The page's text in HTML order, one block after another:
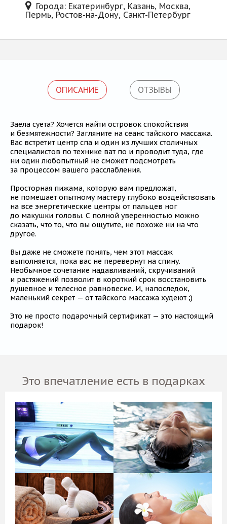
Города: Екатеринбург, Казань, Москва,
Пермь, Ростов-на-Дону, Санкт-Петербург
ОПИСАНИЕ ОТЗЫВЫ
Заела суета? Хочется найти островок спокойствия
и безмятежности? Загляните на сеанс тайского массажа.
Вас встретит центр спа и один из лучших столичных
специалистов по технике ват по и проводит туда, где
ни один любопытный не сможет подсмотреть
за процессом вашего расслабления.
Просторная пижама, которую вам предложат,
не помешает опытному мастеру глубоко воздействовать
на все энергетические центры от пальцев ног
до макушки головы. С полной уверенностью можно
сказать, что то, что вы ощутите, не похоже ни на что
другое.
Вы даже не сможете понять, чем этот массаж
выполняется, пока вас не перевернут на спину.
Необычное сочетание надавливаний, скручиваний
и растяжений позволит в короткий срок восстановить
душевное и телесное равновесие. И, напоследок,
маленький секрет — от тайского массажа худеют ;)
Это не просто подарочный сертификат — это настоящий
подарок!
Это впечатление есть в подарках